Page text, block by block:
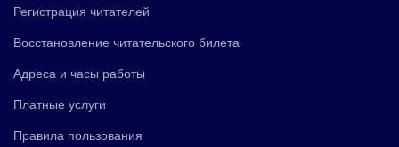
Регистрация читателей
Восстановление читательского билета
Адреса и часы работы
Платные услуги
Правила пользования